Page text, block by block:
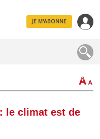
JE M'ABONNE
: le climat est de